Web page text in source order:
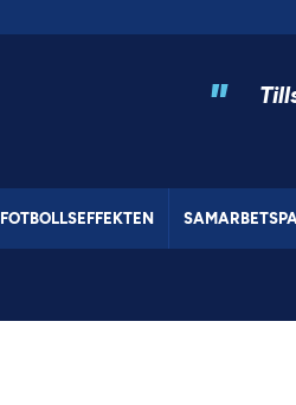
"
FOTBOLLSEFFEKTEN